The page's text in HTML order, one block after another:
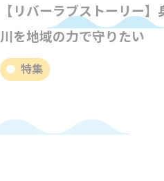
【リバーラブストーリー】
川を地域の力で守りたい
特集